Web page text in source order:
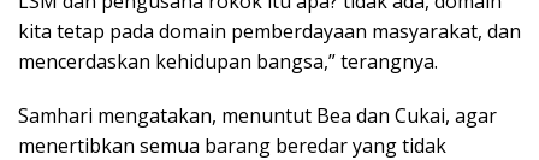
kita tetap pada domain pemberdayaan masyarakat, dan
mencerdaskan kehidupan bangsa,” terangnya.
Samhari mengatakan, menuntut Bea dan Cukai, agar
menertibkan semua barang beredar yang tidak